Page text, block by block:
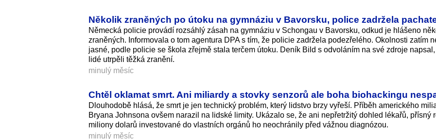
Několik zraněných po útoku na gymnáziu v Bavorsku, police zadržela
Německá policie provádí rozsáhlý zásah na gymnáziu v Schongau v Bavorsku, odkud je hlášeno
zraněných. Informovala o tom agentura DPA s tím, že policie zadržela podezřelého. Okolnosti zatím
jasné, podle policie se škola zřejmě stala terčem útoku. Deník Bild s odvoláním na své zdroje napsal,
lidé utrpěli těžká zranění.
minulý měsíc
Chtěl oklamat smrt. Ani miliardy a stovky senzorů ale boha biohackingu
Dlouhodobě hlásá, že smrt je jen technický problém, který lidstvo brzy vyřeší. Příběh amerického
Bryana Johnsona ovšem narazil na lidské limity. Ukázalo se, že ani nepřetržitý dohled lékařů, přísný
miliony dolarů investované do vlastních orgánů ho neochránily před vážnou diagnózou.
minulý měsíc